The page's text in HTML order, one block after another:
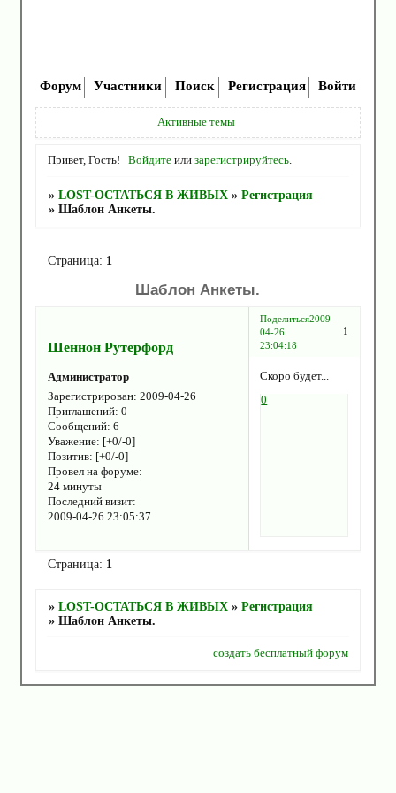
Форум Участники Поиск Регистрация Войти
Активные темы
Привет, Гость! Войдите илизарегистрируйтесь
»LOST-ОСТАТЬСЯ В ЖИВЫХ »Регистрация
»Шаблон Анкеты.
Шаблон Анкеты.
Страница: 1
Поделиться
1
2009-
04-26
23:04:18
Шеннон Рутерфорд
Администратор
Зарегистрирован: 2009-04-26
Приглашений: 0
Сообщений: 6
Уважение: [+0/-0]
Позитив: [+0/-0]
Провел на форуме:
24 минуты
Последний визит:
2009-04-26 23:05:37
Скоро будет...
0
Страница: 1
»LOST-ОСТАТЬСЯ В ЖИВЫХ »Регистрация
»Шаблон Анкеты.
создать бесплатный форум